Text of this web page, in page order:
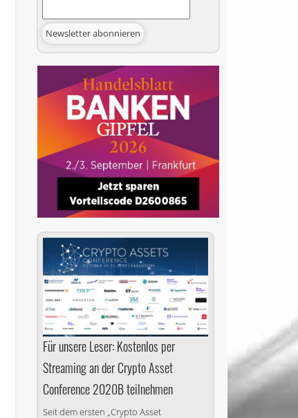
Für unsere Leser: Kostenlos per
Streaming an der Crypto Asset
Conference 2020B teilnehmen
Seit dem ersten „Crypto Asset